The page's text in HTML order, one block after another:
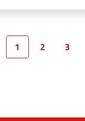
precedente
Pagina
1 Pagina
2 3